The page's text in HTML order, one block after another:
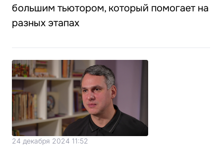
большим тьютором, который помогает на
разных этапах
24 декабря 2024 11:52